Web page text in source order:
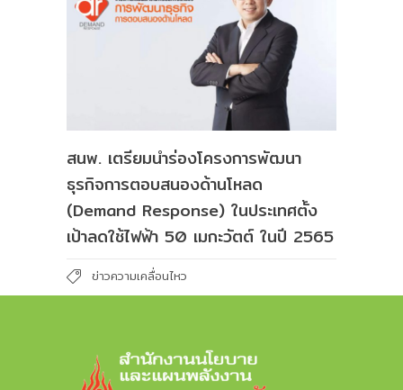
สนพ. เตรียมนำร่องโครงการพัฒนา
ธุรกิจการตอบสนองด้านโหลด
(Demand Response) ในประเทศตั้ง
เป้าลดใช้ไฟฟ้า 50 เมกะวัตต์ ในปี 2565
ข่าวความเคลื่อนไหว